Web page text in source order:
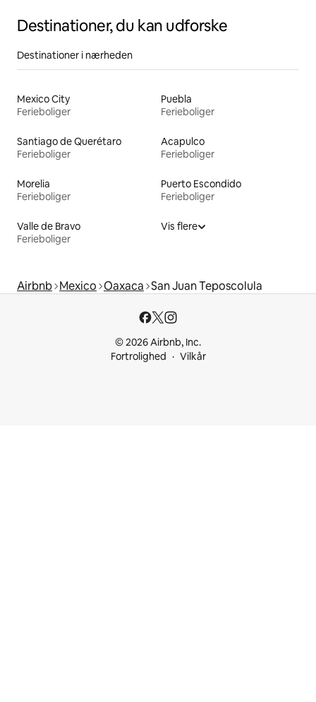
Destinationer, du kan udforske
Destinationer i nærheden
Mexico City
Ferieboliger
Puebla
Ferieboliger
Santiago de Querétaro
Ferieboliger
Acapulco
Ferieboliger
Morelia
Ferieboliger
Puerto Escondido
Ferieboliger
Valle de Bravo
Ferieboliger
Vis flere
Airbnb Mexico Oaxaca San Juan Teposcolula
© 2026 Airbnb, Inc.
Fortrolighed
Vilkår